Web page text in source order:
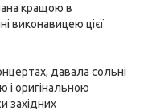
кращою в
виконавицею цієї
давала сольні
і оригінальною
західних